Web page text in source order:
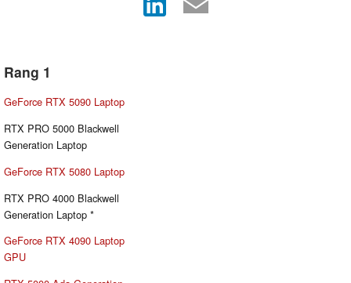
Rang 1
GeForce RTX 5090 Laptop
RTX PRO 5000 Blackwell
Generation Laptop
GeForce RTX 5080 Laptop
RTX PRO 4000 Blackwell
Generation Laptop *
GeForce RTX 4090 Laptop
GPU